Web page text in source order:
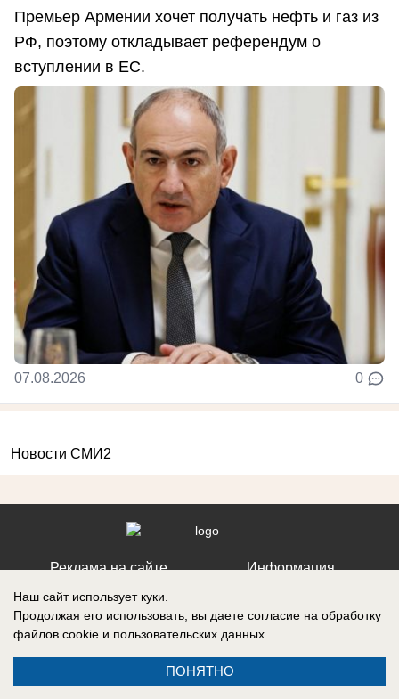
Премьер Армении хочет получать нефть и газ из
РФ, поэтому откладывает референдум о
вступлении в ЕС.
07.08.2026 0
Новости СМИ2
Реклама на сайте
Контакты
Информация
Запись о регистрации СМИ: Эл № ФС77-76112, выдано Федеральной
Наш сайт использует куки.
Продолжая его использовать, вы даете согласие на обработку
файлов cookie и пользовательских данных.
ПОНЯТНО